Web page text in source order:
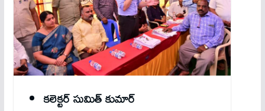
కలెక్టర్ సుమిత్ కుమార్